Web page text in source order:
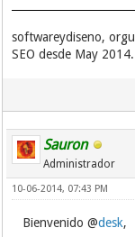
softwareydiseno,
SEO desde May 2014.
Sauron
Administrador
10-06-2014, 07:43 PM
Bienvenido @desk,